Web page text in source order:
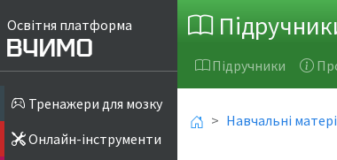
Освітня платформа
Тренажери для мозку
Онлайн-інструменти
Підручники
Навчальні